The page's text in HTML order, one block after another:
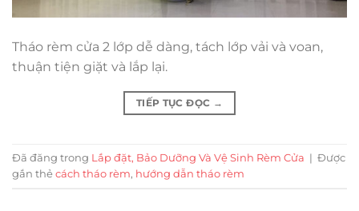
Tháo rèm cửa 2 lớp dễ dàng, tách lớp vải và voan,
thuận tiện giặt và lắp lại.
TIẾP TỤC ĐỌC →
Đã đăng trong Lắp đặt, Bảo Dưỡng Và Vệ Sinh Rèm Cửa | Được
gắn thẻ cách tháo rèm, hướng dẫn tháo rèm